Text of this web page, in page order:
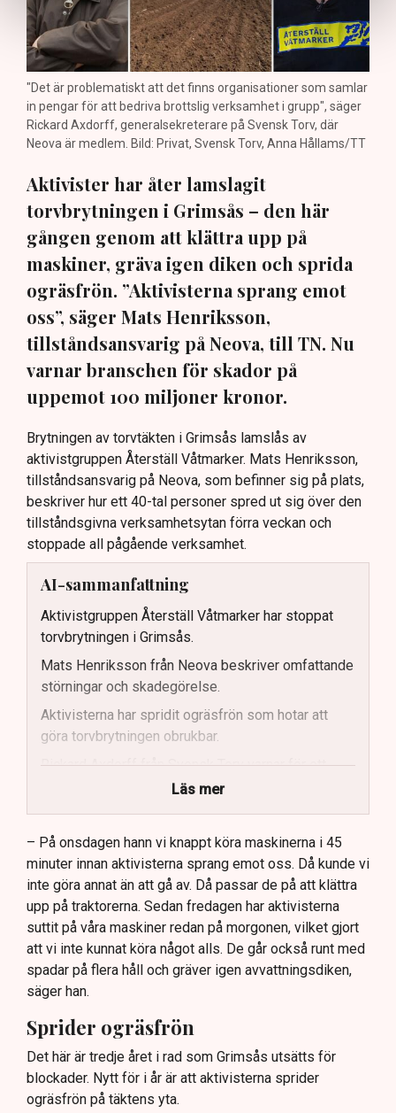
"Det är problematiskt att det finns organisationer som samlar
in pengar för att bedriva brottslig verksamhet i grupp", säger
Rickard Axdorff, generalsekreterare på Svensk Torv, där
Neova är medlem. Bild: Privat, Svensk Torv, Anna Hållams/TT
Aktivister har åter lamslagit
torvbrytningen i Grimsås – den här
gången genom att klättra upp på
maskiner, gräva igen diken och sprida
ogräsfrön. ”Aktivisterna sprang emot
oss”, säger Mats Henriksson,
tillståndsansvarig på Neova, till TN. Nu
varnar branschen för skador på
uppemot 100 miljoner kronor.
Brytningen av torvtäkten i Grimsås lamslås av
aktivistgruppen Återställ Våtmarker. Mats Henriksson,
tillståndsansvarig på Neova, som befinner sig på plats,
beskriver hur ett 40-tal personer spred ut sig över den
tillståndsgivna verksamhetsytan förra veckan och
stoppade all pågående verksamhet.
AI-sammanfattning
Aktivistgruppen Återställ Våtmarker har stoppat
torvbrytningen i Grimsås.
Mats Henriksson från Neova beskriver omfattande
störningar och skadegörelse.
Aktivisterna har spridit ogräsfrön som hotar att
göra torvbrytningen obrukbar.
Rickard Axdorff från Svensk Torv varnar för ett
stort ekonomiskt sabotage.
Dialogpolisen på plats står maktlös inför
aktivisternas handlingar.
Frågor kvarstår om finansiering av illegal aktivism.
Läs mer
– På onsdagen hann vi knappt köra maskinerna i 45
minuter innan aktivisterna sprang emot oss. Då kunde vi
inte göra annat än att gå av. Då passar de på att klättra
upp på traktorerna. Sedan fredagen har aktivisterna
suttit på våra maskiner redan på morgonen, vilket gjort
att vi inte kunnat köra något alls. De går också runt med
spadar på flera håll och gräver igen avvattningsdiken,
säger han.
Sprider ogräsfrön
Det här är tredje året i rad som Grimsås utsätts för
blockader. Nytt för i år är att aktivisterna sprider
ogräsfrön på täktens yta.